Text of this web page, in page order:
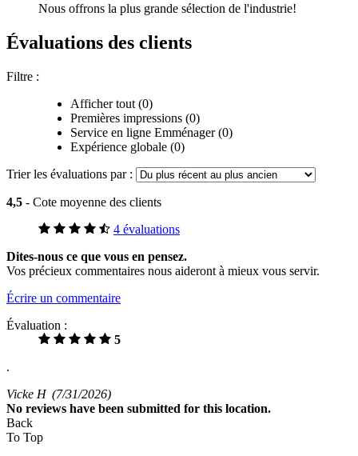
Nous offrons la plus grande sélection de l'industrie!
Évaluations des clients
Filtre :
Afficher tout (0)
Premières impressions (0)
Service en ligne Emménager (0)
Expérience globale (0)
Trier les évaluations par :
4,5 - Cote moyenne des clients
4 évaluations
Dites-nous ce que vous en pensez.
Vos précieux commentaires nous aideront à mieux vous servir.
Écrire un commentaire
Évaluation :
5
.
Vicke H (7/31/2026)
No reviews have been submitted for this location.
Back
To Top